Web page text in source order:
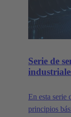
Serie de
En esta serie
principios